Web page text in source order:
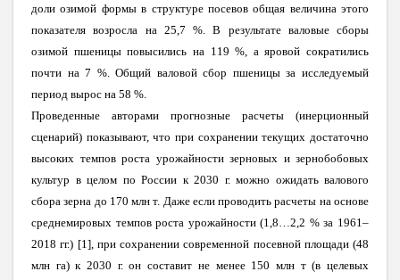
доли озимой формы в структуре посевов общая величина этого
показателя возросла на 25,7 %. В результате валовые сборы
озимой пшеницы повысились на 119 %, а яровой сократились
почти на 7 %. Общий валовой сбор пшеницы за исследуемый
период вырос на 58 %.
Проведенные авторами прогнозные расчеты (инерционный
сценарий) показывают, что при сохранении текущих достаточно
высоких темпов роста урожайности зерновых и зернобобовых
культур в целом по России к 2030 г. можно ожидать валового
сбора зерна до 170 млн т. Даже если проводить расчеты на основе
среднемировых темпов роста урожайности (1,8…2,2 % за 1961–
2018 гг.) [1], при сохранении современной посевной площади (48
млн га) к 2030 г. он составит не менее 150 млн т (в целевых